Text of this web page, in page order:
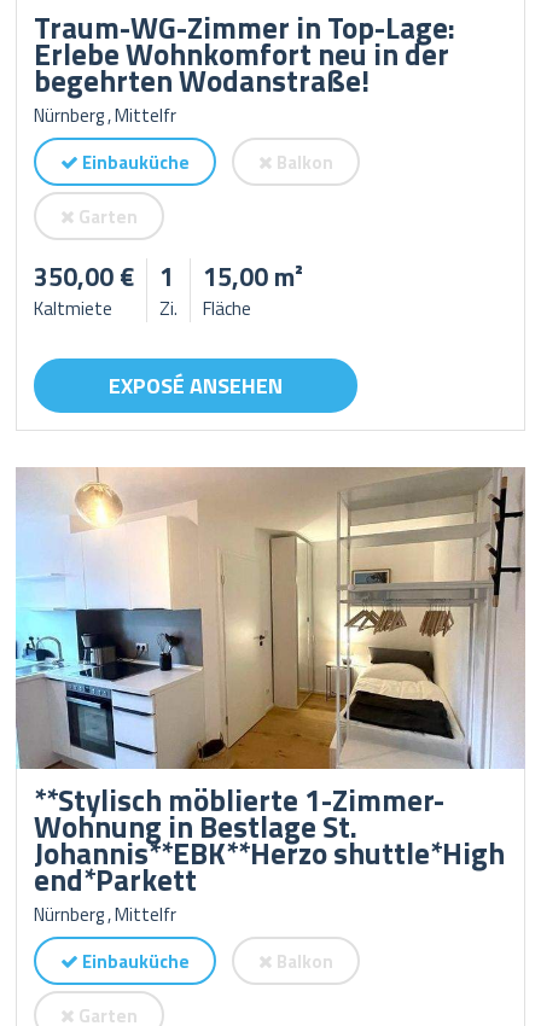
Traum-WG-Zimmer in Top-Lage:
Erlebe Wohnkomfort neu in der
begehrten Wodanstraße!
Nürnberg , Mittelfr
Einbauküche
Balkon
Garten
350,00 €
Kaltmiete
1
Zi.
15,00 m²
Fläche
EXPOSÉ ANSEHEN
**Stylisch möblierte 1-Zimmer-
Wohnung in Bestlage St.
Johannis**EBK**Herzo shuttle*High
end*Parkett
Nürnberg , Mittelfr
Einbauküche
Balkon
Garten